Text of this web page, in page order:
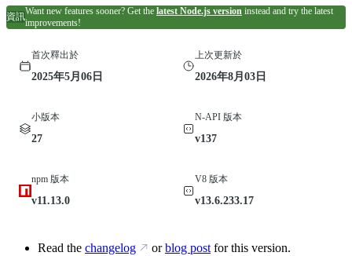
資訊
Want new features sooner? Get the latest Node.js version instead and try the latest
improvements!
首次釋出於
2025年5月06日
上次更新於
2026年8月03日
小版本
27
N-API 版本
v137
npm 版本
v11.13.0
V8 版本
v13.6.233.17
Read the changelog orblog post for this version.